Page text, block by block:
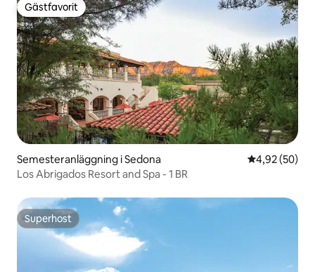
Gästfavorit
Gästfavorit
Semesteranläggning i Sedona 4,92 av 5 i
4,92 (50)
Los Abrigados Resort and Spa - 1 BR
Superhost
Superhost